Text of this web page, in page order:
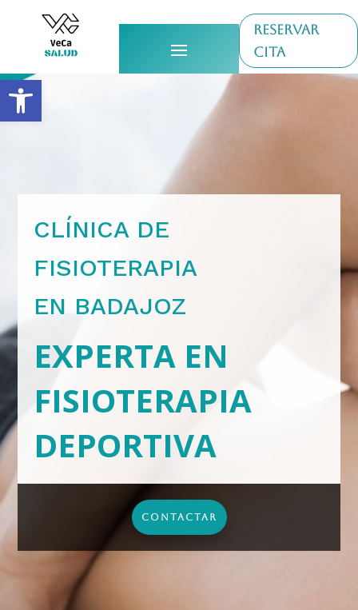
Abrir barra de herramientas
RESERVAR
CITA
CLÍNICA DE
FISIOTERAPIA
EN BADAJOZ
EXPERTA EN
FISIOTERAPIA
DEPORTIVA
CONTACTAR